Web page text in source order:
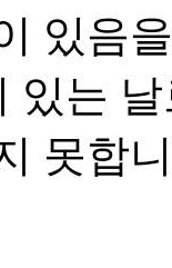
있음
있는
못합